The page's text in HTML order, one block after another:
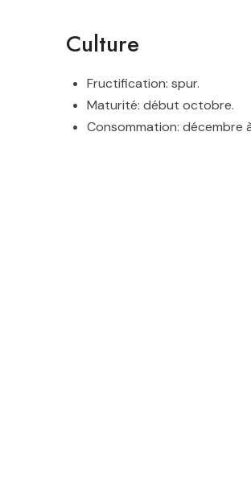
Culture
Fructification: spur.
Maturité: début octobre.
Consommation: décembre